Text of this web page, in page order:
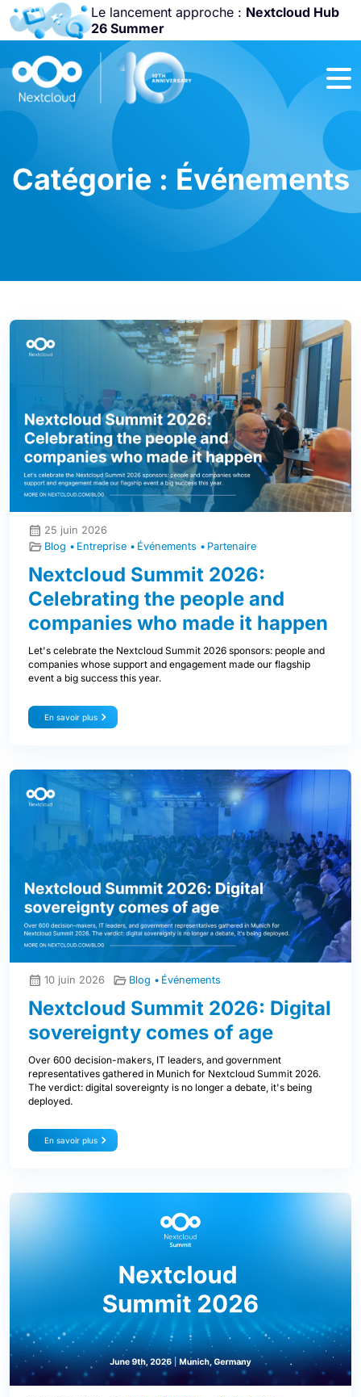
Le lancement approche : Nextcloud Hub
26 Summer
Rejoignez-nous
Community
Conference
Catégorie : Événements
25 juin 2026
Blog
Entreprise Événements Partenaire
Nextcloud Summit 2026:
Celebrating the people and
companies who made it happen
Let's celebrate the Nextcloud Summit 2026 sponsors: people and
companies whose support and engagement made our flagship
event a big success this year.
En savoir plus
10 juin 2026 Blog Événements
Nextcloud Summit 2026: Digital
sovereignty comes of age
Over 600 decision-makers, IT leaders, and government
representatives gathered in Munich for Nextcloud Summit 2026.
The verdict: digital sovereignty is no longer a debate, it's being
deployed.
En savoir plus